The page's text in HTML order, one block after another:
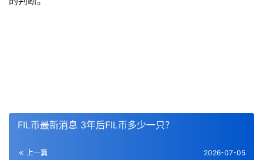
FIL币最新消息 3年后FIL币多少一只？
上一篇 2026-07-05